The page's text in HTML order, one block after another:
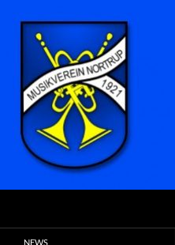
Inhalt
springen
NEWS